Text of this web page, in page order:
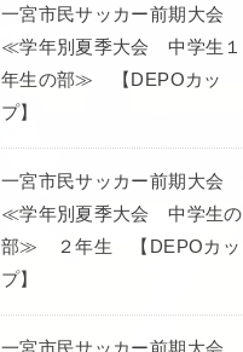
一宮市民サッカー前期大会
≪学年別夏季大会 中学生１
年生の部≫ 【DEPOカッ
プ】
一宮市民サッカー前期大会
≪学年別夏季大会 中学生の
部≫ ２年生 【DEPOカッ
プ】